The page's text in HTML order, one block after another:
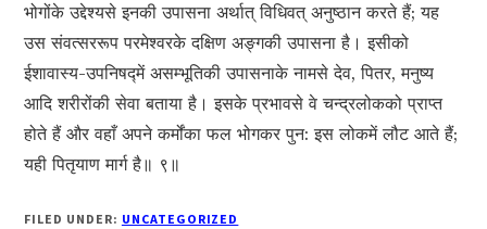
भोगोंके उद्देश्यसे इनकी उपासना अर्थात् विधिवत् अनुष्ठान करते हैं; यह
उस संवत्सररूप परमेश्वरके दक्षिण अङ्गकी उपासना है। इसीको
ईशावास्य-उपनिषद्‍में असम्भूतिकी उपासनाके नामसे देव, पितर, मनुष्य
आदि शरीरोंकी सेवा बताया है। इसके प्रभावसे वे चन्द्रलोकको प्राप्त
होते हैं और वहाँ अपने कर्मोंका फल भोगकर पुन: इस लोकमें लौट आते हैं;
यही पितृयाण मार्ग है॥ ९॥
FILED UNDER: UNCATEGORIZED